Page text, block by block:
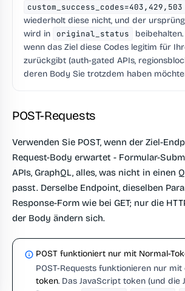
custom_success_codes=403,429,503
wiederholt diese nicht, und der
wird in
original_status
wenn das Ziel diese Codes legitim für
zurückgibt (auth-gated APIs,
deren Body Sie trotzdem haben
POST-Requests
Verwenden Sie POST, wenn der Ziel-
Request-Body erwartet - Formular-
APIs, GraphQL, alles, was nicht in einen
passt. Derselbe Endpoint, dieselben
Response-Form wie bei GET; nur die
der Body ändern sich.
POST funktioniert nur mit Normal-
POST-Requests funktionieren nur mit
token. Das JavaScript token (und die